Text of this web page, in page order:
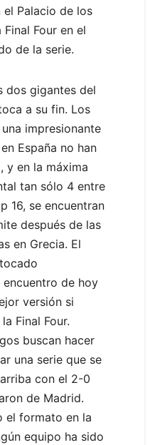
el Palacio de los
Four en el
de la serie.
dos gigantes del
a su fin. Los
impresionante
España no han
y en la máxima
tan sólo 4 entre
16, se encuentran
después de las
en Grecia. El
de hoy
versión si
Final Four.
buscan hacer
una serie que se
con el 2-0
de Madrid.
el formato en la
equipo ha sido